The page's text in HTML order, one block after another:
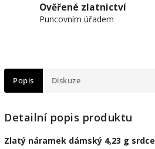
Ověřené zlatnictví
Puncovním úřadem
Popis Diskuze
Detailní popis produktu
Zlatý náramek dámský 4,23 g srdce